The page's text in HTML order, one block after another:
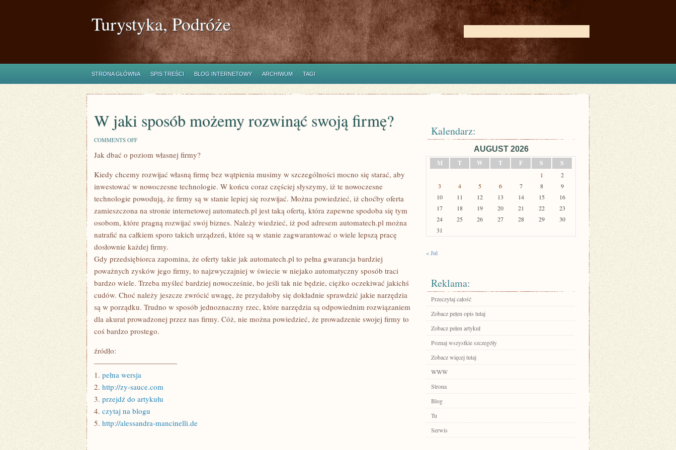
Turystyka, Podróże
STRONA GŁÓWNA SPIS TREŚCI BLOG INTERNETOWY ARCHIWUM TAGI
W jaki sposób możemy rozwinąć swoją firmę?
COMMENTS OFFON
JAKI
ROZWINĄĆ
SWOJĄ
Jak dbać o poziom własnej firmy?
Kiedy chcemy rozwijać własną firmę bez wątpienia musimy w szczególności mocno się starać, aby
inwestować w nowoczesne technologie. W końcu coraz częściej słyszymy, iż te nowoczesne
technologie powodują, że firmy są w stanie lepiej się rozwijać. Można powiedzieć, iż choćby oferta
zamieszczona na stronie internetowej automatech.pl jest taką ofertą, która zapewne spodoba się tym
osobom, które pragną rozwijać swój biznes. Należy wiedzieć, iż pod adresem automatech.pl można
natrafić na całkiem sporo takich urządzeń, które są w stanie zagwarantować o wiele lepszą pracę
dosłownie każdej firmy.
Gdy przedsiębiorca zapomina, że oferty takie jak automatech.pl to pełna gwarancja bardziej
poważnych zysków jego firmy, to najzwyczajniej w świecie w niejako automatyczny sposób traci
bardzo wiele. Trzeba myśleć bardziej nowocześnie, bo jeśli tak nie będzie, ciężko oczekiwać jakichś
cudów. Choć należy jeszcze zwrócić uwagę, że przydałoby się dokładnie sprawdzić jakie narzędzia
są w porządku. Trudno w sposób jednoznaczny rzec, które narzędzia są odpowiednim rozwiązaniem
dla akurat prowadzonej przez nas firmy. Cóż, nie można powiedzieć, że prowadzenie swojej firmy to
coś bardzo prostego.
źródło:
———————————
1. pełna wersja
2. http://zy-sauce.com
3. przejdź do artykułu
4. czytaj na blogu
5. http://alessandra-mancinelli.de
Kalendarz:
AUGUST 2026
M
T W T F S S
1
2
3
4 5 6 7 8
9
10
11 12 13 14 15
16
17
18 19 20 21 22
23
24
25 26 27 28 29
30
31
« Jul
Reklama:
Przeczytaj całość
Zobacz pełen opis tutaj
Zobacz pełen artykuł
Poznaj wszystkie szczegóły
Zobacz więcej tutaj
WWW
Strona
Blog
Tu
Serwis